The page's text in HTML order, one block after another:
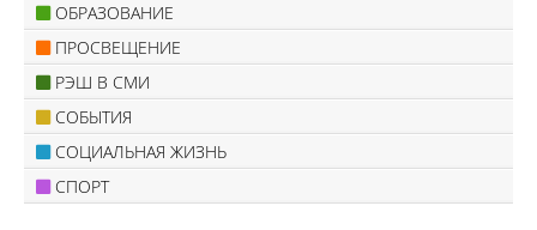
ОБРАЗОВАНИЕ
ПРОСВЕЩЕНИЕ
РЭШ В СМИ
СОБЫТИЯ
СОЦИАЛЬНАЯ ЖИЗНЬ
СПОРТ